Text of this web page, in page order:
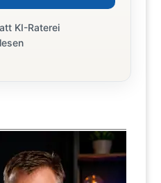
KI-Raterei